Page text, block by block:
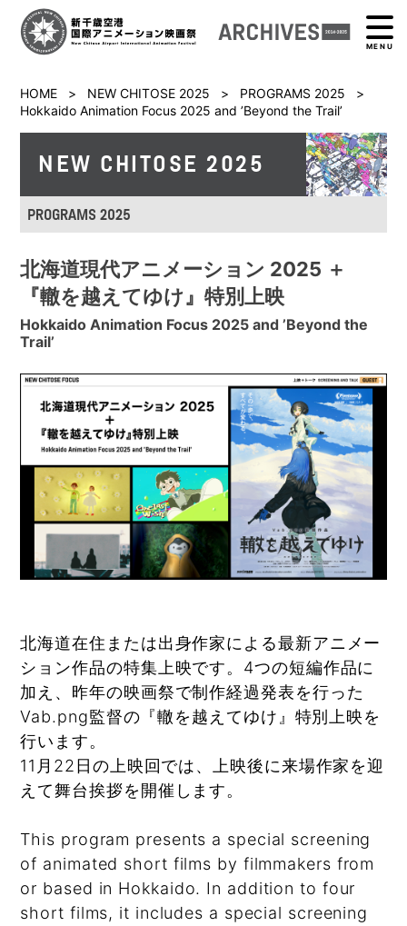
MENU
HOME > NEW CHITOSE 2025 > PROGRAMS 2025
>
Hokkaido Animation Focus 2025 and ’Beyond the Trail’
NEW CHITOSE 2025
PROGRAMS 2025
北海道現代アニメーション 2025 ＋
『轍を越えてゆけ』特別上映
Hokkaido Animation Focus 2025 and ’Beyond the
Trail’
北海道在住または出身作家による最新アニメー
ション作品の特集上映です。4つの短編作品に
加え、昨年の映画祭で制作経過発表を行った
Vab.png監督の『轍を越えてゆけ』特別上映を
行います。
11月22日の上映回では、上映後に来場作家を迎
えて舞台挨拶を開催します。
This program presents a special screening
of animated short films by filmmakers from
or based in Hokkaido. In addition to four
short films, it includes a special screening